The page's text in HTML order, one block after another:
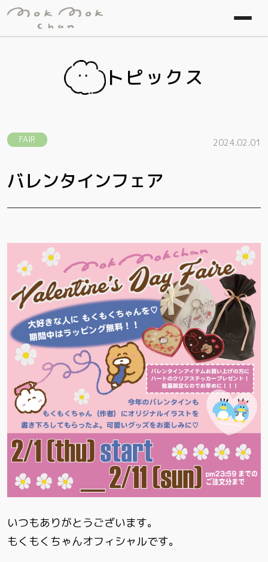
トピックス
FAIR 2024.02.01
バレンタインフェア
いつもありがとうございます。
もくもくちゃんオフィシャルです。